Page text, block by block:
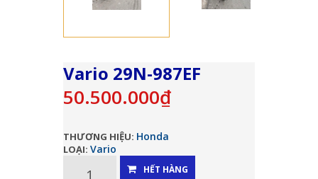
Vario 29N-987EF
50.500.000₫
THƯƠNG HIỆU: Honda
LOẠI: Vario
HẾT HÀNG